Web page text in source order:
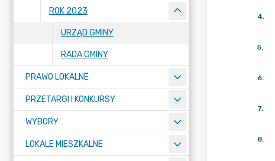
ROK 2023
URZĄD GMINY
RADA GMINY
PRAWO LOKALNE
PRZETARGI I KONKURSY
WYBORY
LOKALE MIESZKALNE
4.
5.
6.
7.
8.